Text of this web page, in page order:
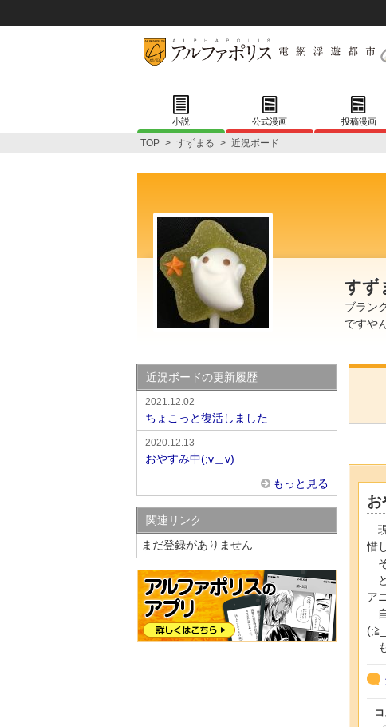
小説 公式漫画 投稿漫画
TOP > すずまる > 近況ボード
すず
ブラン
ですや
お
惜
ア
近況ボードの更新履歴
2021.12.02
ちょこっと復活しました
2020.12.13
おやすみ中(;v＿v)
もっと見る
関連リンク
まだ登録がありません